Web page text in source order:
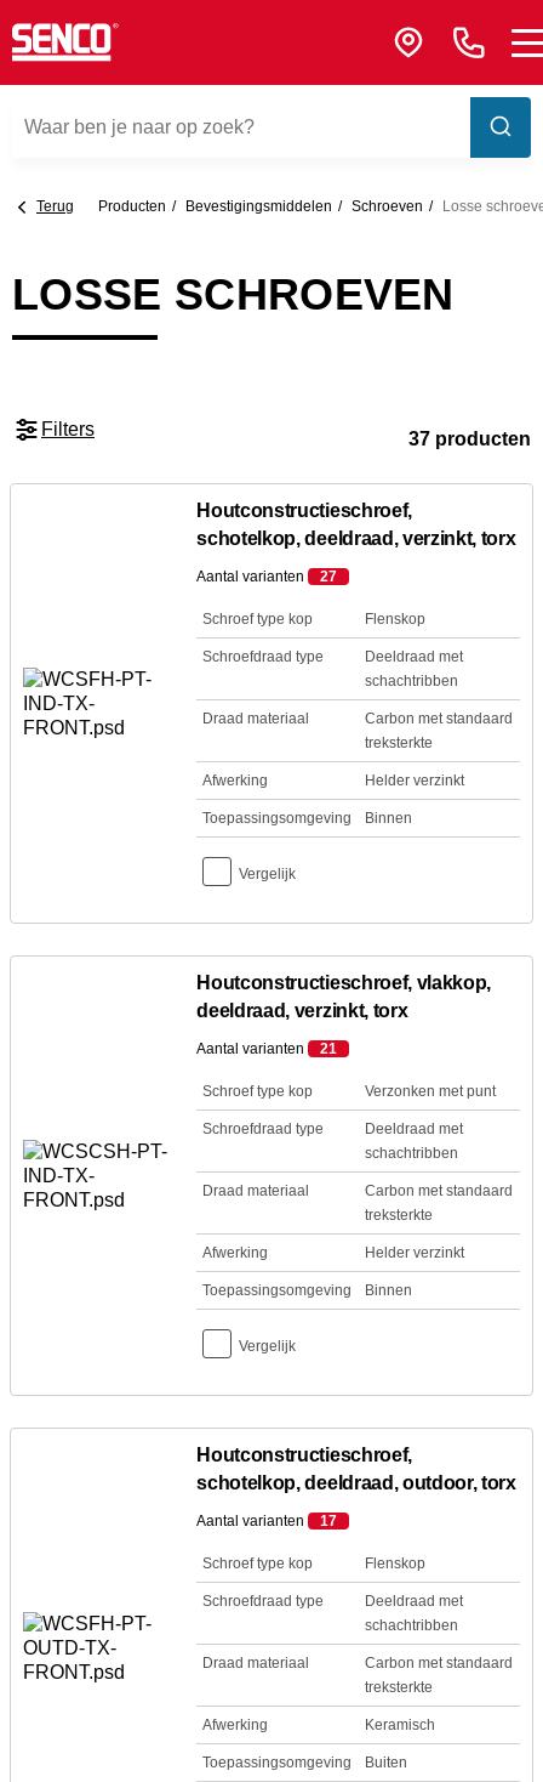
Terug Producten Bevestigings­middelen Schroeven Losse
LOSSE SCHROEVEN
Filters 37 producten
Houtconstructieschroef,
schotelkop, deeldraad, verzinkt, torx
Aantal varianten 27
Schroef type kop Flenskop
Schroefdraad type
Deeldraad met
schachtribben
Draad materiaal
Carbon met standaard
treksterkte
Afwerking Helder verzinkt
Toepassingsomgeving Binnen
Vergelijk
Houtconstructieschroef, vlakkop,
deeldraad, verzinkt, torx
Aantal varianten 21
Schroef type kop Verzonken met punt
Schroefdraad type
Deeldraad met
schachtribben
Draad materiaal
Carbon met standaard
treksterkte
Afwerking Helder verzinkt
Toepassingsomgeving Binnen
Vergelijk
Houtconstructieschroef,
schotelkop, deeldraad, outdoor, torx
Aantal varianten 17
Schroef type kop Flenskop
Schroefdraad type
Deeldraad met
schachtribben
Draad materiaal
Carbon met standaard
treksterkte
Afwerking Keramisch
Toepassingsomgeving Buiten